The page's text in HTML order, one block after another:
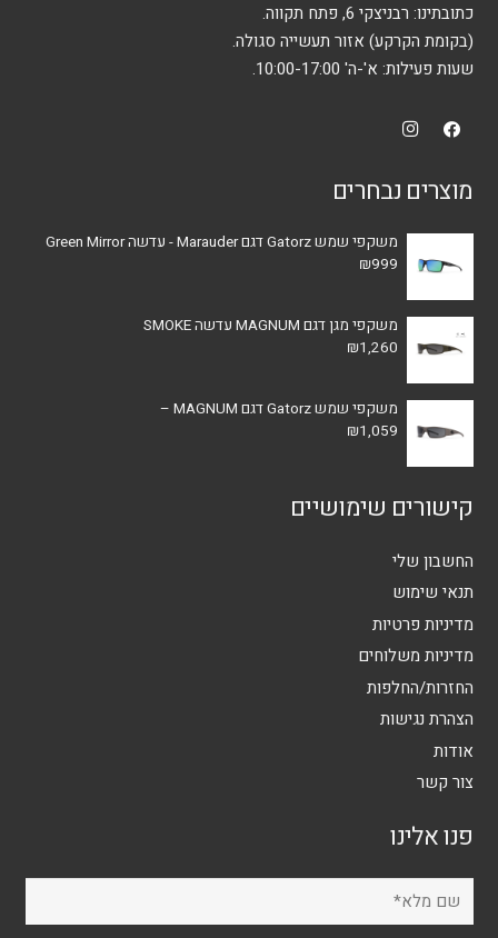
כתובתינו: רבניצקי 6, פתח תקווה.
(בקומת הקרקע) אזור תעשייה סגולה.
שעות פעילות: א'-ה' 10:00-17:00.
מוצרים נבחרים
משקפי שמש Gatorz דגם Marauder - עדשה Green Mirror
₪999
משקפי מגן דגם MAGNUM עדשה SMOKE
₪1,260
משקפי שמש Gatorz דגם MAGNUM –
₪1,059
קישורים שימושיים
החשבון שלי
תנאי שימוש
מדיניות פרטיות
מדיניות משלוחים
החזרות/החלפות
הצהרת נגישות
אודות
צור קשר
פנו אלינו